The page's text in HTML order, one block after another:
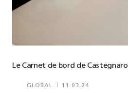
Le Carnet de bord de Castegnaro
GLOBAL 11.03.24